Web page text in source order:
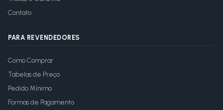
Contato
PARA REVENDEDORES
Como Comprar
Tabelas de Preço
Pedido Mínimo
Formas de Pagamento